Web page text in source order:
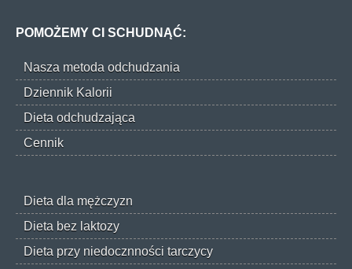
POMOŻEMY CI SCHUDNĄĆ:
Nasza metoda odchudzania
Dziennik Kalorii
Dieta odchudzająca
Cennik
Dieta dla mężczyzn
Dieta bez laktozy
Dieta przy niedocznności tarczycy